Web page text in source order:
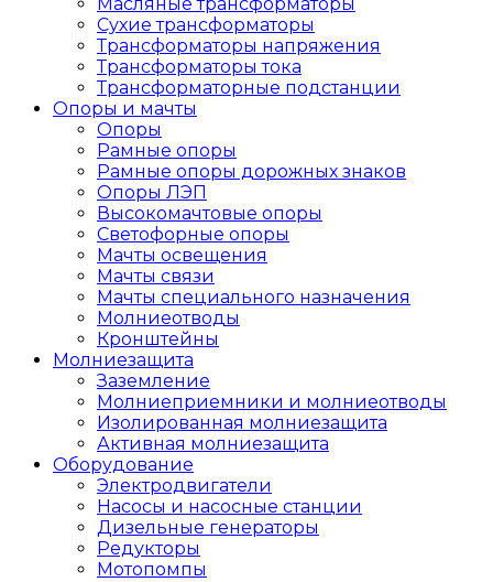
Сухие трансформаторы
Трансформаторы напряжения
Трансформаторы тока
Трансформаторные подстанции
Опоры и мачты
Опоры
Рамные опоры
Рамные опоры дорожных знаков
Опоры ЛЭП
Высокомачтовые опоры
Светофорные опоры
Мачты освещения
Мачты связи
Мачты специального назначения
Молниеотводы
Кронштейны
Молниезащита
Заземление
Молниеприемники и молниеотводы
Изолированная молниезащита
Активная молниезащита
Оборудование
Электродвигатели
Насосы и насосные станции
Дизельные генераторы
Редукторы
Мотопомпы